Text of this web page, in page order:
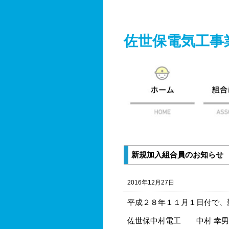
佐世保電気工事
新規加入組合員のお知らせ
2016年12月27日
平成２８年１１月１日付で
佐世保中村電工 中村 幸男